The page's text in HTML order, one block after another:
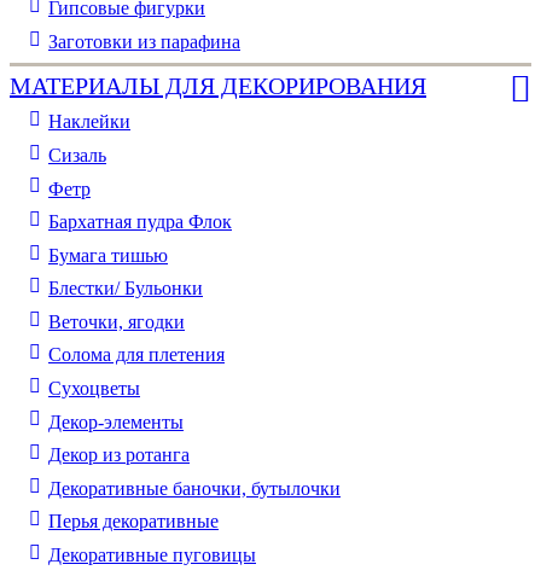
Гипсовые фигурки
Заготовки из парафина
МАТЕРИАЛЫ ДЛЯ ДЕКОРИРОВАНИЯ
Наклейки
Сизаль
Фетр
Бархатная пудра Флок
Бумага тишью
Блестки/ Бульонки
Веточки, ягодки
Солома для плетения
Cухоцветы
Декор-элементы
Декор из ротанга
Декоративные баночки, бутылочки
Перья декоративные
Декоративные пуговицы